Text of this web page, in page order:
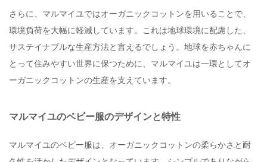
さらに、マルマイユではオーガニックコットンを用いることで、
環境負荷を大幅に軽減しています。これは地球環境に配慮した、
サステイナブルな生産方法と言えるでしょう。地球を赤ちゃんに
とって住みやすい世界に保つために、マルマイユは一環としてオ
ーガニックコットンの生産を支えています。
マルマイユのベビー服のデザインと特性
マルマイユのベビー服は、オーガニックコットンの柔らかさと耐